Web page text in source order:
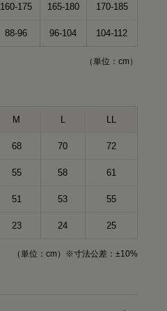
160-175 165-180 170-185
88-96 96-104 104-112
（単位：cm）
M L LL
68 70 72
55 58 61
51 53 55
23 24 25
（単位：cm）※寸法公差：±10%